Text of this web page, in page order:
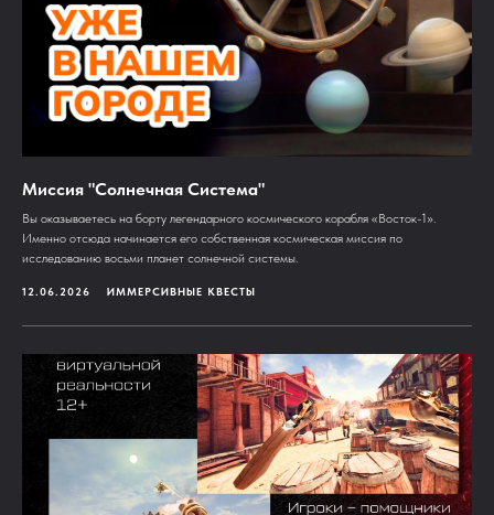
Миссия "Солнечная Система"
Вы оказываетесь на борту легендарного космического корабля «Восток-1».
Именно отсюда начинается его собственная космическая миссия по
исследованию восьми планет солнечной системы.
12.06.2026 ИММЕРСИВНЫЕ КВЕСТЫ